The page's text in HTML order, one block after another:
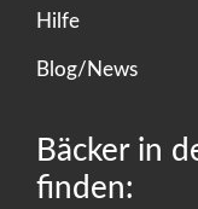
Hilfe
Blog/News
Bäcker in
finden: